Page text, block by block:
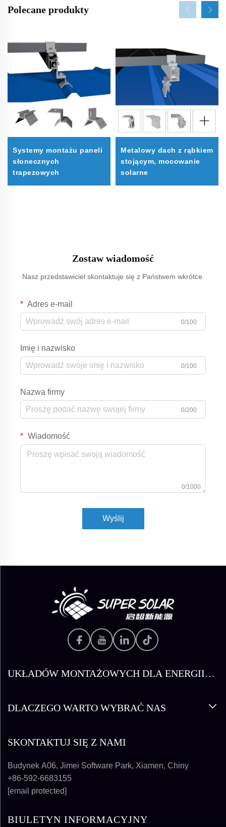
Polecane produkty
Systemy montażu paneli
słonecznych
trapezowych
Metalowy dach z rąbkiem
stojącym, mocowanie
solarne
Zostaw wiadomość
Nasz przedstawiciel skontaktuje się z Państwem wkrótce.
Adres e-mail
0/100
Imię i nazwisko
0/100
Nazwa firmy
0/200
Wiadomość
0/1000
Wyślij
UKŁADÓW MONTAŻOWYCH DLA ENERGII
DLACZEGO WARTO WYBRAĆ NAS
SKONTAKTUJ SIĘ Z NAMI
Budynek A06, Jimei Software Park, Xiamen, Chiny
+86-592-6683155
[email protected]
BIULETYN INFORMACYJNY